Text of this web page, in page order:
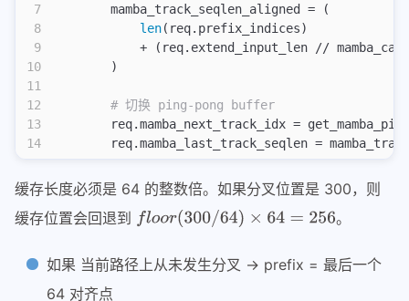
7
8
9
10
11
12
13
14
        mamba_track_seqlen_aligned = (
            len
(req.prefix_indices)
+ (req.extend_input_len //
        )
        # 切换 ping-pong buffer
req.mamba_next_track_idx =
req.mamba_last_track_seqlen =
缓存长度必须是 64 的整数倍。如果分叉位置是 300，则
缓存位置会回退到
。
如果 当前路径上从未发生分叉 → prefix = 最后一个
64 对齐点